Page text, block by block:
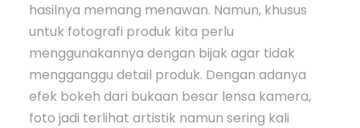
hasilnya memang menawan. Namun, khusus
untuk fotografi produk kita perlu
menggunakannya dengan bijak agar tidak
mengganggu detail produk. Dengan adanya
efek bokeh dari bukaan besar lensa kamera,
foto jadi terlihat artistik namun sering kali